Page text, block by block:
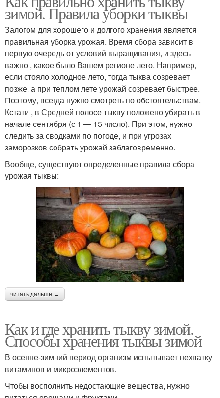
зимой. Правила уборки тыквы
Залогом для хорошего и долгого хранения является
правильная уборка урожая. Время сбора зависит в
первую очередь от условий выращивания, и здесь
важно , какое было Вашем регионе лето. Например,
если стояло холодное лето, тогда тыква созревает
позже, а при теплом лете урожай созревает быстрее.
Поэтому, всегда нужно смотреть по обстоятельствам.
Кстати , в Средней полосе тыкву положено убирать в
начале сентября (с 1 — 15 число). При этом, нужно
следить за сводками по погоде, и при угрозах
заморозков собрать урожай заблаговременно.
Вообще, существуют определенные правила сбора
урожая тыквы:
читать дальше →
Как и где хранить тыкву зимой.
Способы хранения тыквы зимой
В осенне-зимний период организм испытывает нехватку
витаминов и микроэлементов.
Чтобы восполнить недостающие вещества, нужно